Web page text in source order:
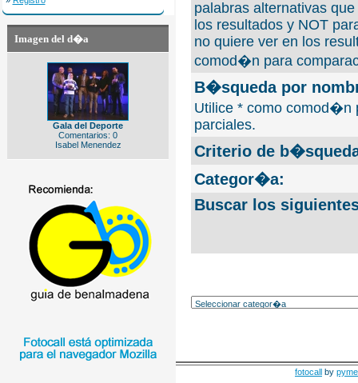
Imagen del d�a
Gala del Deporte
Comentarios: 0
Isabel Menendez
palabras alternativas
los resultados y NOT
no quiere ver en los
comod�n para
B�squeda por
Utilice * como comod�n
parciales.
Criterio de
Categor�a:
Buscar los
fotocall by